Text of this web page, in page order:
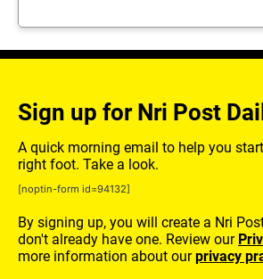
Sign up for Nri Post
A quick morning email to help you
right foot. Take a look.
[noptin-form id=94132]
By signing up, you will create a Nri
don't already have one. Review our
more information about ourprivacy